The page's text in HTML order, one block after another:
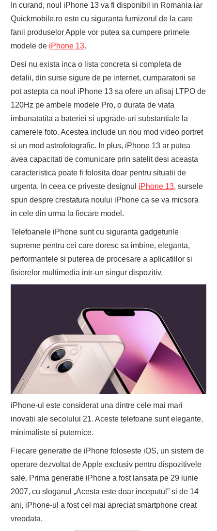
In curand, noul iPhone 13 va fi disponibil in Romania iar
Quickmobile.ro este cu siguranta furnizorul de la care
fanii produselor Apple vor putea sa cumpere primele
modele de iPhone 13.
Desi nu exista inca o lista concreta si completa de
detalii, din surse sigure de pe internet, cumparatorii se
pot astepta ca noul iPhone 13 sa ofere un afisaj LTPO de
120Hz pe ambele modele Pro, o durata de viata
imbunatatita a bateriei si upgrade-uri substantiale la
camerele foto. Acestea include un nou mod video portret
si un mod astrofotografic. In plus, iPhone 13 ar putea
avea capacitati de comunicare prin satelit desi aceasta
caracteristica poate fi folosita doar pentru situatii de
urgenta. In ceea ce priveste designul iPhone 13, sursele
spun despre crestatura noului iPhone ca se va micsora
in cele din urma la fiecare model.
Telefoanele iPhone sunt cu siguranta gadgeturile
supreme pentru cei care doresc sa imbine, eleganta,
performantele si puterea de procesare a aplicatiilor si
fisierelor multimedia intr-un singur dispozitiv.
iPhone-ul este considerat una dintre cele mai mari
inovatii ale secolului 21. Aceste telefoane sunt elegante,
minimaliste si puternice.
Fiecare generatie de iPhone foloseste iOS, un sistem de
operare dezvoltat de Apple exclusiv pentru dispozitivele
sale. Prima generatie iPhone a fost lansata pe 29 iunie
2007, cu sloganul „Acesta este doar inceputul” si de 14
ani, iPhone-ul a fost cel mai apreciat smartphone creat
vreodata.